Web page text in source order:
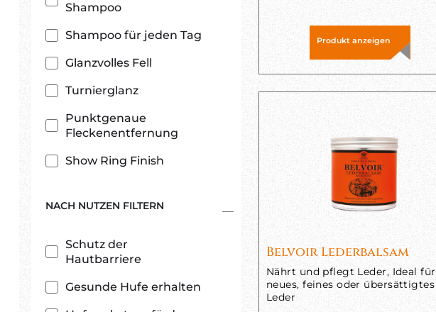
Shampoo
Shampoo für jeden Tag
Glanzvolles Fell
Turnierglanz
Punktgenaue
Fleckenentfernung
Show Ring Finish
NACH NUTZEN FILTERN
Schutz der
Hautbarriere
Gesunde Hufe erhalten
Produkt anzeigen
Belvoir Lederbalsam
Nährt und pflegt Leder, Ideal für
neues, feines oder übersättigtes
Leder